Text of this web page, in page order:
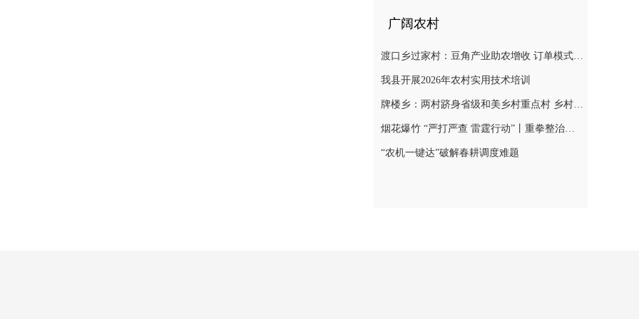
广阔农村
渡口乡过家村：豆角产业助农增收 订单模式铺就致富路
我县开展2026年农村实用技术培训
牌楼乡：两村跻身省级和美乡村重点村 乡村振兴迎来“加速跑”
烟花爆竹 “严打严查 雷霆行动”丨重拳整治非法储存烟花爆竹 筑牢辖区安全防线
“农机一键达”破解春耕调度难题